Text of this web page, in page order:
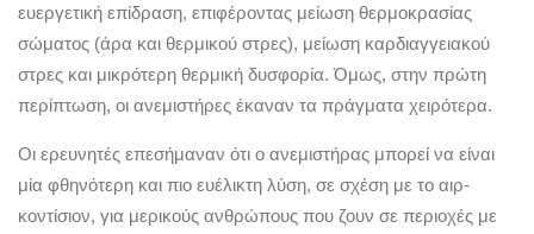
ευεργετική επίδραση, επιφέροντας μείωση θερμοκρασίας
σώματος (άρα και θερμικού στρες), μείωση καρδιαγγειακού
στρες και μικρότερη θερμική δυσφορία. Όμως, στην πρώτη
περίπτωση, οι ανεμιστήρες έκαναν τα πράγματα χειρότερα.
Οι ερευνητές επεσήμαναν ότι ο ανεμιστήρας μπορεί να είναι
μία φθηνότερη και πιο ευέλικτη λύση, σε σχέση με το αιρ-
κοντίσιον, για μερικούς ανθρώπους που ζουν σε περιοχές με